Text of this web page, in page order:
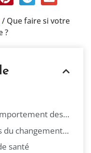
/ Que faire si votre
?
Comprendre le comportement des chats
Causes fréquentes du changement d'habitudes
santé